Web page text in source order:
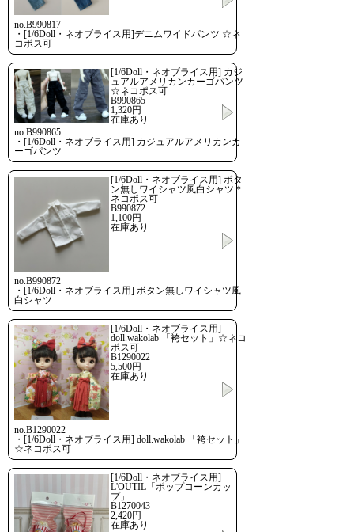
no.B990817
・[1/6Doll・ネオブライス用]デニムワイドパンツ ☆ネ
コポス可
[1/6Doll・ネオブライス用] カジ
ュアルアメリカンカーゴパンツ
☆ネコポス可
B990865
1,320円
在庫あり
no.B990865
・[1/6Doll・ネオブライス用] カジュアルアメリカンカ
ーゴパンツ
[1/6Doll・ネオブライス用] ボタ
ン無しワイシャツ風白シャツ＊
ネコポス可
B990872
1,100円
在庫あり
no.B990872
・[1/6Doll・ネオブライス用] ボタン無しワイシャツ風
白シャツ
[1/6Doll・ネオブライス用]
doll.wakolab 「袴セット」☆ネコ
ポス可
B1290022
5,500円
在庫あり
no.B1290022
・[1/6Doll・ネオブライス用] doll.wakolab 「袴セット」
☆ネコポス可
[1/6Doll・ネオブライス用]
L'OUTIL「ポップコーンカッ
プ」
B1270043
2,420円
在庫あり